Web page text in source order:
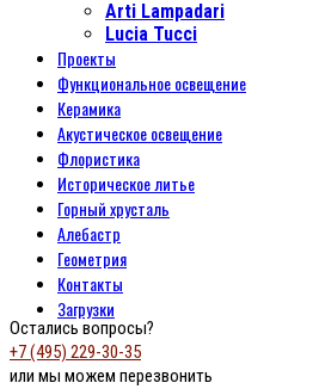
Arti Lampadari
Lucia Tucci
Проекты
Функциональное освещение
Керамика
Акустическое освещение
Флористика
Историческое литье
Горный хрусталь
Алебастр
Геометрия
Контакты
Загрузки
Остались вопросы?
+7 (495) 229-30-35
или мы можем перезвонить